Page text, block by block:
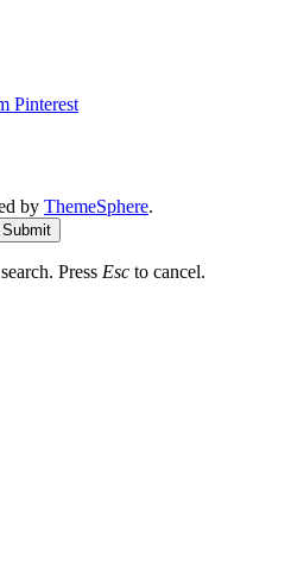
Pinterest
by ThemeSphere.
Submit
Press Esc to cancel.